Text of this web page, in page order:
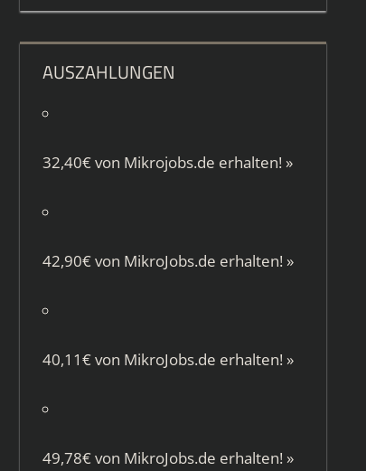
AUSZAHLUNGEN
32,40€ von Mikrojobs.de erhalten! »
42,90€ von MikroJobs.de erhalten! »
40,11€ von MikroJobs.de erhalten! »
49,78€ von MikroJobs.de erhalten! »